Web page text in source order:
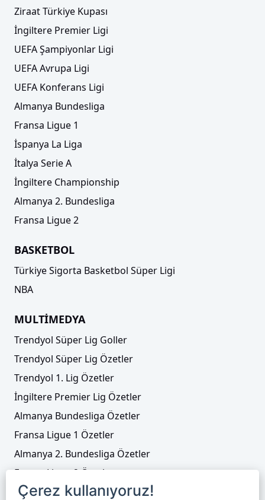
Ziraat Türkiye Kupası
İngiltere Premier Ligi
UEFA Şampiyonlar Ligi
UEFA Avrupa Ligi
UEFA Konferans Ligi
Almanya Bundesliga
Fransa Ligue 1
İspanya La Liga
İtalya Serie A
İngiltere Championship
Almanya 2. Bundesliga
Fransa Ligue 2
BASKETBOL
Türkiye Sigorta Basketbol Süper Ligi
NBA
MULTİMEDYA
Trendyol Süper Lig Goller
Trendyol Süper Lig Özetler
Trendyol 1. Lig Özetler
İngiltere Premier Lig Özetler
Almanya Bundesliga Özetler
Fransa Ligue 1 Özetler
Almanya 2. Bundesliga Özetler
Fransa Ligue 2 Özetler
Tenis
Çerez kullanıyoruz!